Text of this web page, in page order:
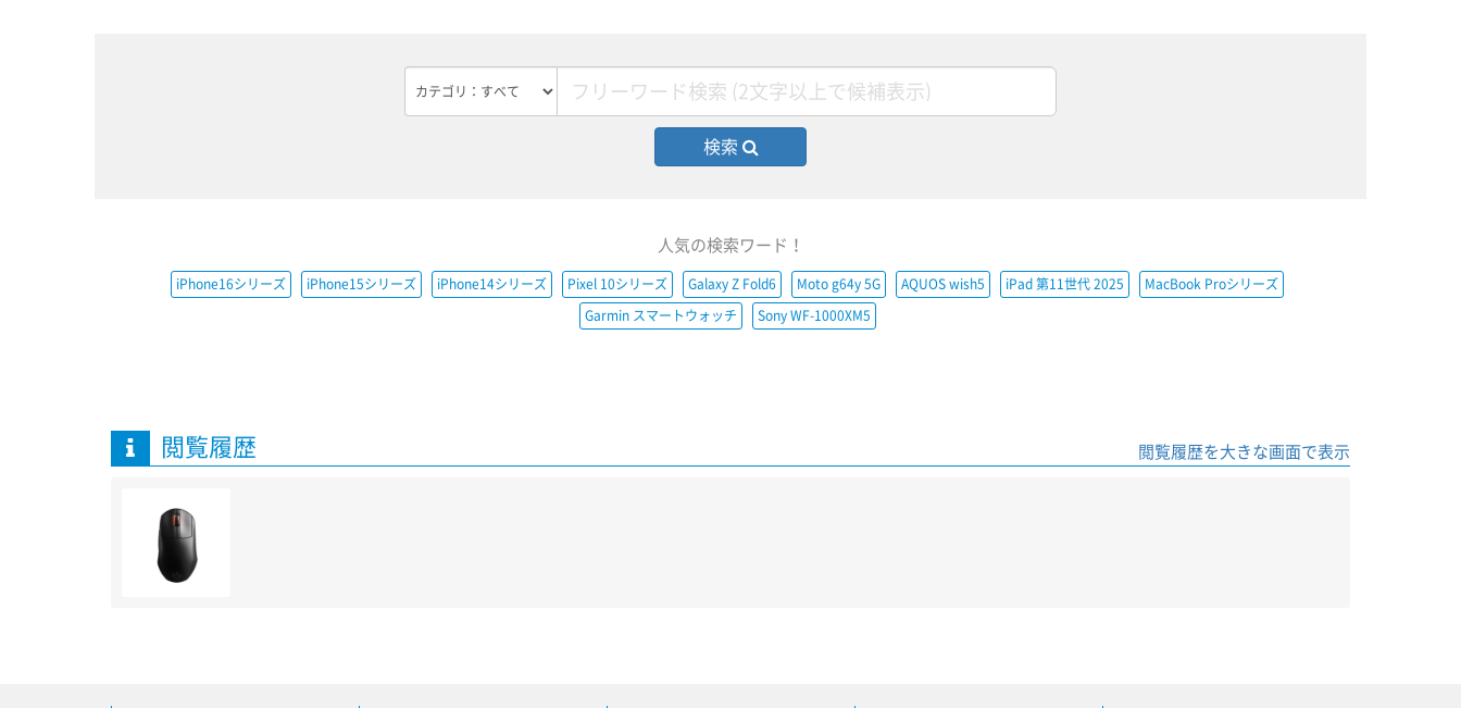
検索
人気の検索ワード！
iPhone16シリーズ iPhone15シリーズ iPhone14シリーズ Pixel 10シリーズ Galaxy Z Fold6 Moto g64y 5G AQUOS wish5 iPad 第11世代 2025 MacBook Proシリーズ
Garmin スマートウォッチ Sony WF-1000XM5
閲覧履歴 閲覧履歴を大きな画面で表示